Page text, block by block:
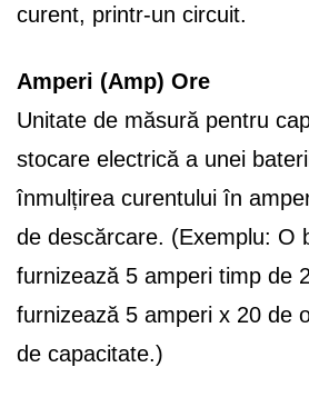
curent, printr-un circuit.
Amperi (Amp) Ore
Unitate de măsură pentru
stocare electrică a unei
înmulțirea curentului în
de descărcare. (Exemplu: O
furnizează 5 amperi timp de
furnizează 5 amperi x 20 de
de capacitate.)